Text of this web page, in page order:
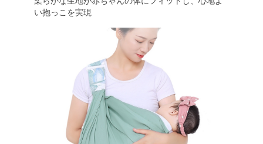
い抱っこを実現